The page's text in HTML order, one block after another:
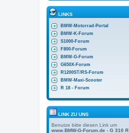
LINKS
BMW-Motorrad-Portal
BMW-K-Forum
S1000-Forum
F800-Forum
BMW-G-Forum
G650X-Forum
R1200ST/RS-Forum
BMW-Maxi-Scooter
R 18 - Forum
LINK ZU UNS
Benutze bitte diesen Link um
www.BMW-G-Forum.de - G 310 R